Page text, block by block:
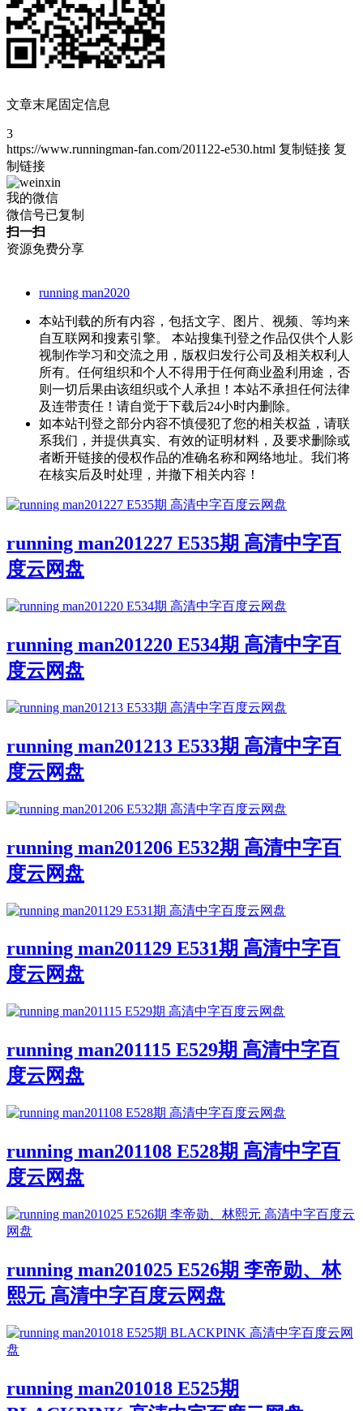
文章末尾固定信息
3
https://www.runningman-fan.com/201122-e530.html 复制链接 复
制链接
我的微信
微信号已复制
扫一扫
资源免费分享
running man2020
本站刊载的所有内容，包括文字、图片、视频、等均来
自互联网和搜素引擎。 本站搜集刊登之作品仅供个人影
视制作学习和交流之用，版权归发行公司及相关权利人
所有。任何组织和个人不得用于任何商业盈利用途，否
则一切后果由该组织或个人承担！本站不承担任何法律
及连带责任！请自觉于下载后24小时内删除。
如本站刊登之部分内容不慎侵犯了您的相关权益，请联
系我们，并提供真实、有效的证明材料，及要求删除或
者断开链接的侵权作品的准确名称和网络地址。我们将
在核实后及时处理，并撤下相关内容！
running man201227 E535期 高清中字百
度云网盘
running man201220 E534期 高清中字百
度云网盘
running man201213 E533期 高清中字百
度云网盘
running man201206 E532期 高清中字百
度云网盘
running man201129 E531期 高清中字百
度云网盘
running man201115 E529期 高清中字百
度云网盘
running man201108 E528期 高清中字百
度云网盘
running man201025 E526期 李帝勋、林
熙元 高清中字百度云网盘
running man201018 E525期